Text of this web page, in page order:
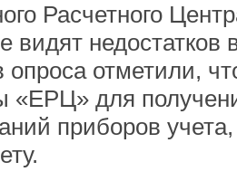
Расчетного
видят
опроса отметили,
«ЕРЦ» для
приборов